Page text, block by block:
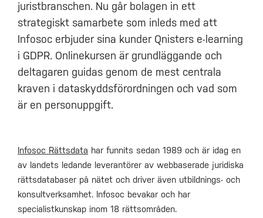
juristbranschen. Nu går bolagen in ett
strategiskt samarbete som inleds med att
Infosoc erbjuder sina kunder Qnisters e-learning
i GDPR. Onlinekursen är grundläggande och
deltagaren guidas genom de mest centrala
kraven i dataskyddsförordningen och vad som
är en personuppgift.
Infosoc Rättsdata har funnits sedan 1989 och är idag en
av landets ledande leverantörer av webbaserade juridiska
rättsdatabaser på nätet och driver även utbildnings- och
konsultverksamhet. Infosoc bevakar och har
specialistkunskap inom 18 rättsområden.